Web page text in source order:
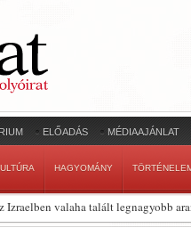
ELŐADÁS MÉDIAAJÁNLAT
HAGYOMÁNY
Izraelben valaha talált legnagyobb